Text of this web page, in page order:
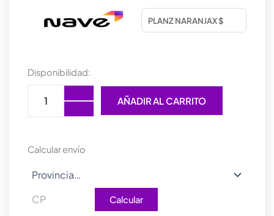
Disponibilidad:
WATER
MASTER
MASTERLIQUID
II
ARGB
AÑADIR AL CARRITO
Calcular envío
Calcular